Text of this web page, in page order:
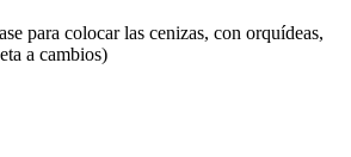
para colocar las cenizas, con orquídeas,
a cambios)